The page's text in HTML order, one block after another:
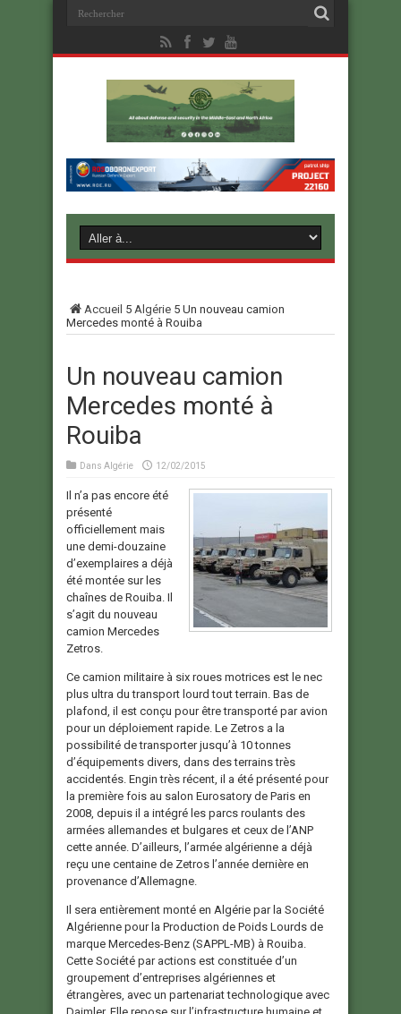
Accueil 5 Algérie 5 Un nouveau camion
Mercedes monté à Rouiba
Un nouveau camion
Mercedes monté à
Rouiba
Dans Algérie 12/02/2015
Il n’a pas encore été
présenté
officiellement mais
une demi-douzaine
d’exemplaires a déjà
été montée sur les
chaînes de Rouiba. Il
s’agit du nouveau
camion Mercedes
Zetros.
Ce camion militaire à six roues motrices est le nec
plus ultra du transport lourd tout terrain. Bas de
plafond, il est conçu pour être transporté par avion
pour un déploiement rapide. Le Zetros a la
possibilité de transporter jusqu’à 10 tonnes
d’équipements divers, dans des terrains très
accidentés. Engin très récent, il a été présenté pour
la première fois au salon Eurosatory de Paris en
2008, depuis il a intégré les parcs roulants des
armées allemandes et bulgares et ceux de l’ANP
cette année. D’ailleurs, l’armée algérienne a déjà
reçu une centaine de Zetros l’année dernière en
provenance d’Allemagne.
Il sera entièrement monté en Algérie par la Société
Algérienne pour la Production de Poids Lourds de
marque Mercedes-Benz (SAPPL-MB) à Rouiba.
Cette Société par actions est constituée d’un
groupement d’entreprises algériennes et
étrangères, avec un partenariat technologique avec